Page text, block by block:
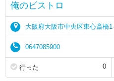
俺のビストロ
大阪府大阪市中央区東心斎橋
0647085900
行った 0